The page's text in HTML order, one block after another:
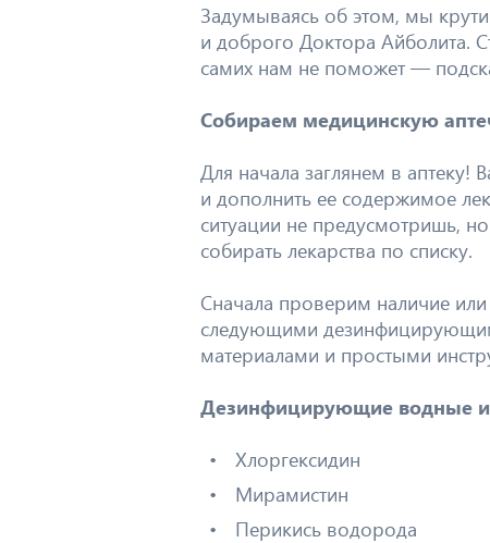
Задумываясь об этом, мы
и доброго Доктора Айболита.
самих нам не поможет —
Собираем медицинскую
Для начала заглянем в аптеку!
и дополнить ее содержимое
ситуации не предусмотришь,
собирать лекарства по списку.
Сначала проверим наличие
следующими
материалами и простыми
Дезинфицирующие водные и
Хлоргексидин
Мирамистин
Перикись водорода